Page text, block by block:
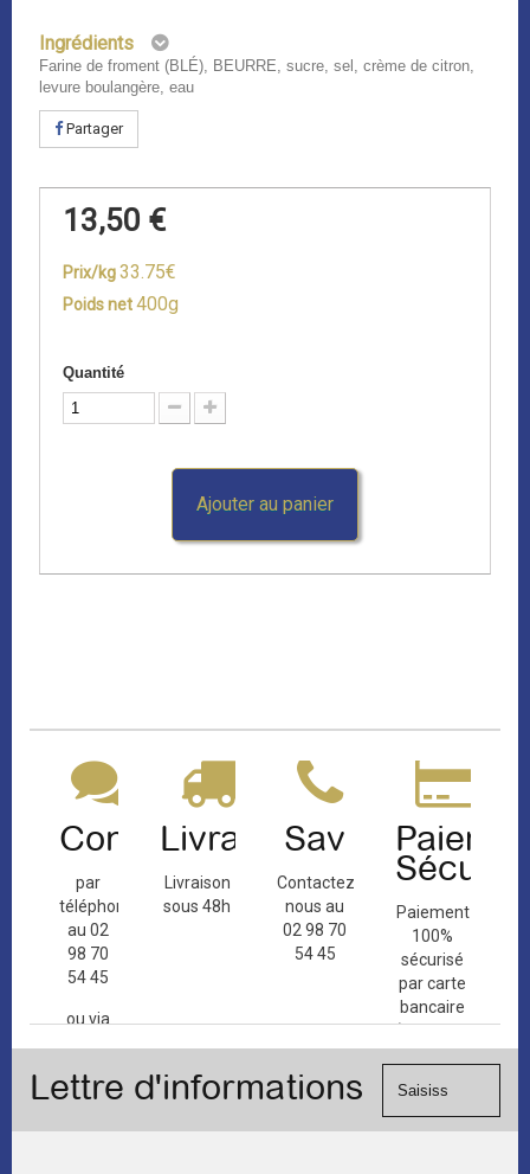
Ingrédients
Farine de froment (BLÉ), BEURRE, sucre, sel, crème de citron,
levure boulangère, eau
Partager
13,50 €
Prix/kg33.75€
Poids net400g
Quantité
Ajouter au panier
Contact
par
téléphone
au 02
98 70
54 45
ou via
de
Livraison
Livraison
sous 48h
Sav
Contactez-
nous au
02 98 70
54 45
Paiement
100%
sécurisé
par carte
bancaire
(Mastercard,
Visa, ...) et
Lettre d'informations